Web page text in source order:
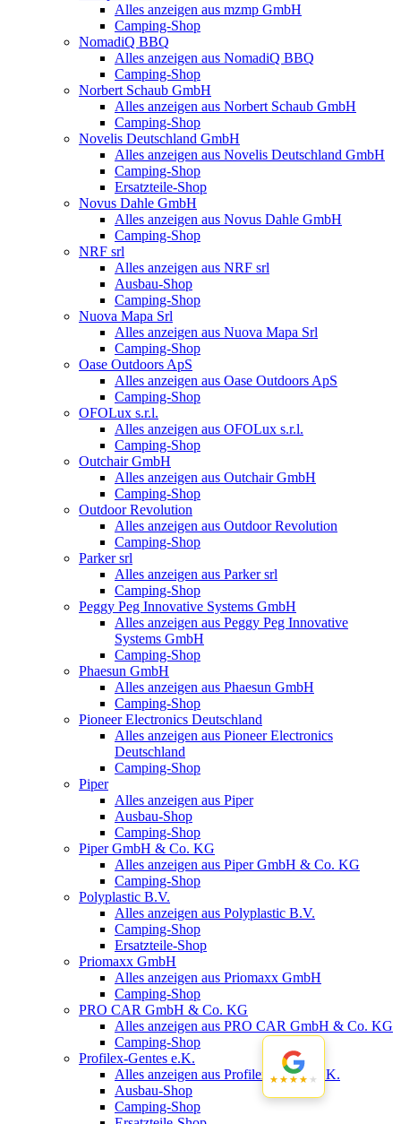
Alles anzeigen aus mzmp GmbH
Camping-Shop
NomadiQ BBQ
Alles anzeigen aus NomadiQ BBQ
Camping-Shop
Norbert Schaub GmbH
Alles anzeigen aus Norbert Schaub GmbH
Camping-Shop
Novelis Deutschland GmbH
Alles anzeigen aus Novelis Deutschland GmbH
Camping-Shop
Ersatzteile-Shop
Novus Dahle GmbH
Alles anzeigen aus Novus Dahle GmbH
Camping-Shop
NRF srl
Alles anzeigen aus NRF srl
Ausbau-Shop
Camping-Shop
Nuova Mapa Srl
Alles anzeigen aus Nuova Mapa Srl
Camping-Shop
Oase Outdoors ApS
Alles anzeigen aus Oase Outdoors ApS
Camping-Shop
OFOLux s.r.l.
Alles anzeigen aus OFOLux s.r.l.
Camping-Shop
Outchair GmbH
Alles anzeigen aus Outchair GmbH
Camping-Shop
Outdoor Revolution
Alles anzeigen aus Outdoor Revolution
Camping-Shop
Parker srl
Alles anzeigen aus Parker srl
Camping-Shop
Peggy Peg Innovative Systems GmbH
Alles anzeigen aus Peggy Peg Innovative
Systems GmbH
Camping-Shop
Phaesun GmbH
Alles anzeigen aus Phaesun GmbH
Camping-Shop
Pioneer Electronics Deutschland
Alles anzeigen aus Pioneer Electronics
Deutschland
Camping-Shop
Piper
Alles anzeigen aus Piper
Ausbau-Shop
Camping-Shop
Piper GmbH & Co. KG
Alles anzeigen aus Piper GmbH & Co. KG
Camping-Shop
Polyplastic B.V.
Alles anzeigen aus Polyplastic B.V.
Camping-Shop
Ersatzteile-Shop
Priomaxx GmbH
Alles anzeigen aus Priomaxx GmbH
Camping-Shop
PRO CAR GmbH & Co. KG
Alles anzeigen aus PRO CAR GmbH & Co. KG
Camping-Shop
Profilex-Gentes e.K.
Alles anzeigen aus Profilex-Gentes e.K.
Ausbau-Shop
Camping-Shop
★★★★★
★★★★★